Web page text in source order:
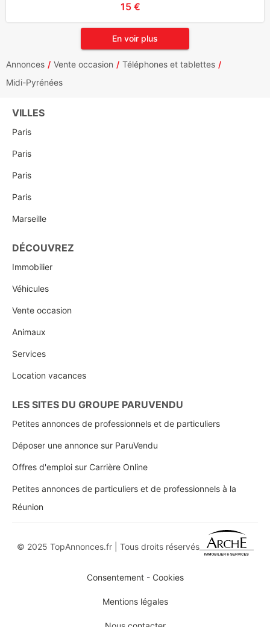
15 €
En voir plus
Annonces Vente occasion
Téléphones et tablettes
Midi-Pyrénées
VILLES
Paris
Paris
Paris
Paris
Marseille
DÉCOUVREZ
Immobilier
Véhicules
Vente occasion
Animaux
Services
Location vacances
LES SITES DU GROUPE PARUVENDU
Petites annonces de professionnels et de particuliers
Déposer une annonce sur ParuVendu
Offres d'emploi sur Carrière Online
Petites annonces de particuliers et de professionnels à la
Réunion
© 2025 TopAnnonces.fr | Tous droits réservés
Consentement - Cookies
Mentions légales